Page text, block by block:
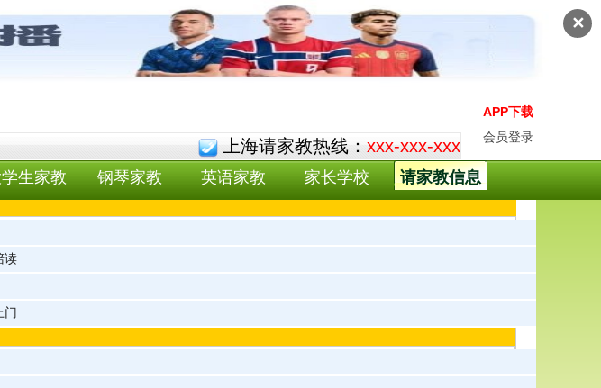
✕
上海请家教热线： xxx-xxx-xxx
APP下载
会员登录
生家教 钢琴家教 英语家教 家长学校 请家教信息
读
门